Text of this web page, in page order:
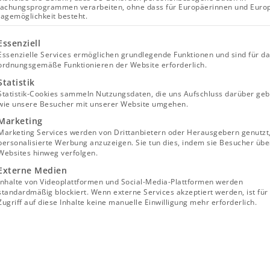
aus 4 Hauptkomponenten, die perfekt
um Sonnenlicht in nutzbaren Strom umzuwandeln.
Dach bis hin zum Wechselrichter erfüllt jedes
verarbeiten, ohne dass für Europäerinnen und
besteht.
eine Liste der Service-Gruppen, für die eine
Services ermöglichen grundlegende Funktionen und sind für
Funktionieren der Website erforderlich.
Cookies sammeln Nutzungsdaten, die uns Aufschluss darüber
unsere Besucher mit unserer Website umgehen.
Services werden von Drittanbietern oder Herausgebern
Werbung anzuzeigen. Sie tun dies, indem sie Besucher
hinweg verfolgen.
Medien
von Videoplattformen und Social-Media-Plattformen werden
blockiert. Wenn externe Services akzeptiert werden, ist für
auf diese Inhalte keine manuelle Einwilligung mehr erforderlich.